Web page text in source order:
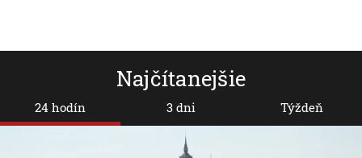
Najčítanejšie
24 hodín 3 dni Týždeň